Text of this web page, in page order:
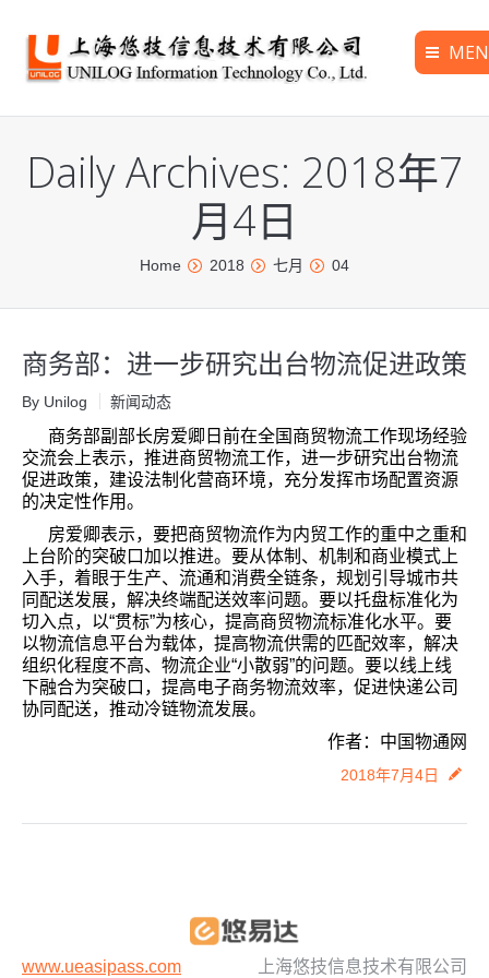
首页
公司介绍
新闻动态
关于我们
Daily Archives: 2018年7
月4日
Home 2018 七月 04
商务部：进一步研究出台物流促进政策
By Unilog 新闻动态
商务部副部长房爱卿日前在全国商贸物流工作现场经验
交流会上表示，推进商贸物流工作，进一步研究出台物流
促进政策，建设法制化营商环境，充分发挥市场配置资源
的决定性作用。
房爱卿表示，要把商贸物流作为内贸工作的重中之重和
上台阶的突破口加以推进。要从体制、机制和商业模式上
入手，着眼于生产、流通和消费全链条，规划引导城市共
同配送发展，解决终端配送效率问题。要以托盘标准化为
切入点，以“贯标”为核心，提高商贸物流标准化水平。要
以物流信息平台为载体，提高物流供需的匹配效率，解决
组织化程度不高、物流企业“小散弱”的问题。要以线上线
下融合为突破口，提高电子商务物流效率，促进快递公司
协同配送，推动冷链物流发展。
作者：中国物通网
2018年7月4日
www.ueasipass.com 上海悠技信息技术有限公司